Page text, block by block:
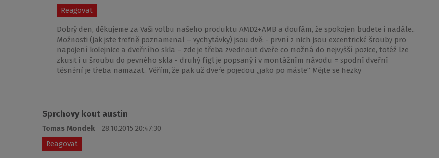
Reagovat
Dobrý den, děkujeme za Vaši volbu našeho produktu AMD2+AMB a doufám, že spokojen budete i nadále..
Možnosti (jak jste trefně poznamenal – vychytávky) jsou dvě: - první z nich jsou excentrické šrouby pro
napojení kolejnice a dveřního skla – zde je třeba zvednout dveře co možná do nejvyšší pozice, totéž lze
zkusit i u šroubu do pevného skla - druhý fígl je popsaný i v montážním návodu = spodní dveřní
těsnění je třeba namazat.. Věřím, že pak už dveře pojedou „jako po másle“ Mějte se hezky
Sprchovy kout austin
Tomas Mondek
28.10.2015 20:47:30
Reagovat